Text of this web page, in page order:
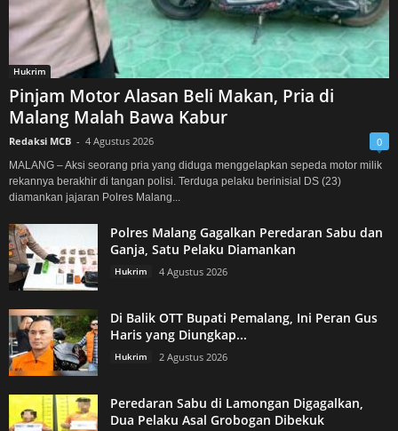
Hukrim
Pinjam Motor Alasan Beli Makan, Pria di
Malang Malah Bawa Kabur
Redaksi MCB - 4 Agustus 2026 0
MALANG – Aksi seorang pria yang diduga menggelapkan sepeda motor milik
rekannya berakhir di tangan polisi. Terduga pelaku berinisial DS (23)
diamankan jajaran Polres Malang...
Polres Malang Gagalkan Peredaran Sabu dan
Ganja, Satu Pelaku Diamankan
Hukrim 4 Agustus 2026
Di Balik OTT Bupati Pemalang, Ini Peran Gus
Haris yang Diungkap...
Hukrim 2 Agustus 2026
Peredaran Sabu di Lamongan Digagalkan,
Dua Pelaku Asal Grobogan Dibekuk